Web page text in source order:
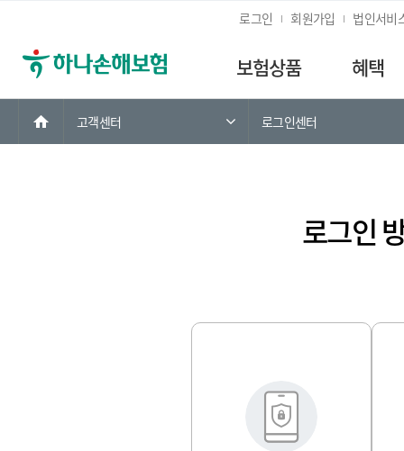
로그인 회원가입 법인서비
보험상품 혜택
고객센터 로그인센터
로그인